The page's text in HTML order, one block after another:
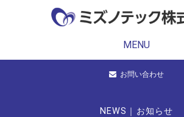
MENU
お問い合わせ
NEWS｜お知らせ